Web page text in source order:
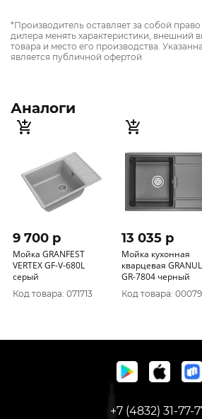
*Производитель оставляет за собой
дилера менять характеристики, внешний
товара и место его производства.
является публичной офертой
Аналоги
9 700 p
Мойка GRANFEST
VERTEX GF-V-680L
серый
Код товара: 071713
13 035 p
Мойка кухонная
кварцевая
GR-7804 черный
Код товара:
+7 (4832) 31-77-